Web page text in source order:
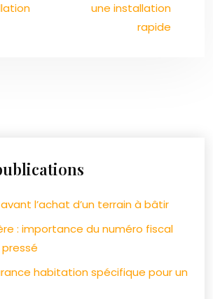
une installation
rapide
l’achat d’un terrain à bâtir
: importance du numéro fiscal
habitation spécifique pour un